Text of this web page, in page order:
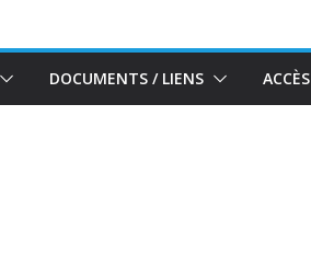
DOCUMENTS / LIENS ACCÈS